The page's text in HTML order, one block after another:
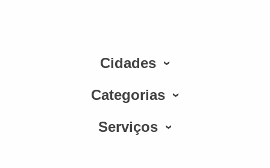
Cidades
Categorias
Serviços